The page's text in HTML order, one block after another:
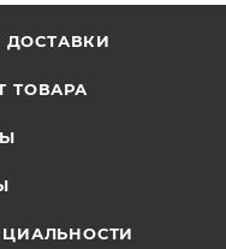
ТОВАРА